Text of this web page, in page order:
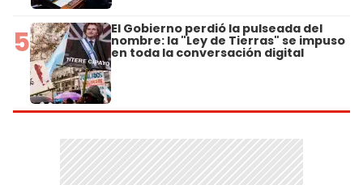
5 El Gobierno perdió la pulseada del
nombre: la "Ley de Tierras" se impuso
en toda la conversación digital